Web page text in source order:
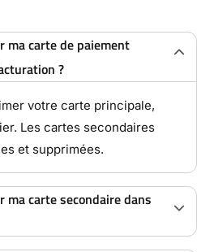
ma carte de paiement
?
votre carte principale,
Les cartes secondaires
et supprimées.
carte secondaire dans